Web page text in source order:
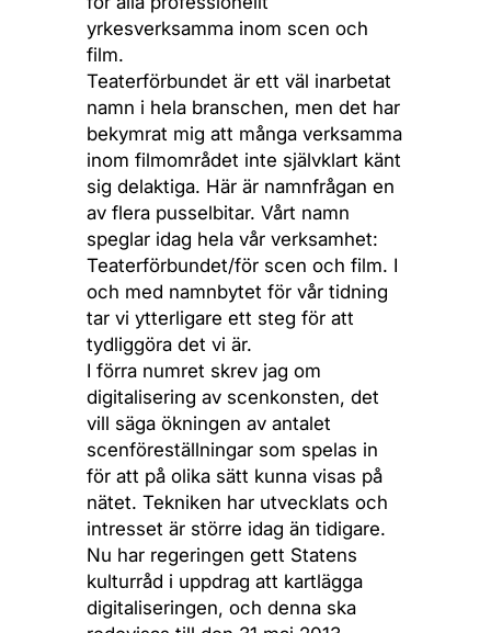
yrkesverksamma inom scen och
film.
Teaterförbundet är ett väl inarbetat
namn i hela branschen, men det har
bekymrat mig att många verksamma
inom filmområdet inte självklart känt
sig delaktiga. Här är namnfrågan en
av flera pusselbitar. Vårt namn
speglar idag hela vår verksamhet:
Teaterförbundet/för scen och film. I
och med namnbytet för vår tidning
tar vi ytterligare ett steg för att
tydliggöra det vi är.
I förra numret skrev jag om
digitalisering av scenkonsten, det
vill säga ökningen av antalet
scenföreställningar som spelas in
för att på olika sätt kunna visas på
nätet. Tekniken har utvecklats och
intresset är större idag än tidigare.
Nu har regeringen gett Statens
kulturråd i uppdrag att kartlägga
digitaliseringen, och denna ska